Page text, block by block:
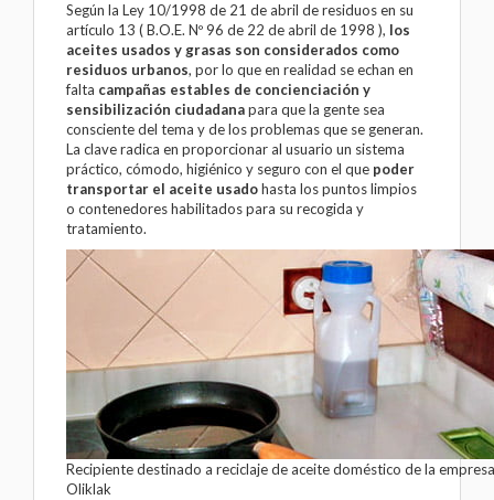
Según la Ley 10/1998 de 21 de abril de residuos en su
artículo 13 ( B.O.E. Nº 96 de 22 de abril de 1998 ), los
aceites usados y grasas son considerados como
residuos urbanos, por lo que en realidad se echan en
falta campañas estables de concienciación y
sensibilización ciudadanapara que la gente sea
consciente del tema y de los problemas que se generan.
La clave radica en proporcionar al usuario un sistema
práctico, cómodo, higiénico y seguro con el que poder
transportar el aceite usadohasta los puntos limpios
o contenedores habilitados para su recogida y
tratamiento.
Recipiente destinado a reciclaje de aceite doméstico de la empresa
Oliklak